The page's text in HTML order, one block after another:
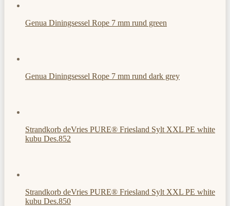
Genua Diningsessel Rope 7 mm rund green
Genua Diningsessel Rope 7 mm rund dark grey
Strandkorb deVries PURE® Friesland Sylt XXL PE white
kubu Des.852
Strandkorb deVries PURE® Friesland Sylt XXL PE white
kubu Des.850